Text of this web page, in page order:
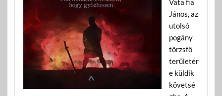
János, az
utolsó
pogány
törzsfő
területér
e küldik
követsé